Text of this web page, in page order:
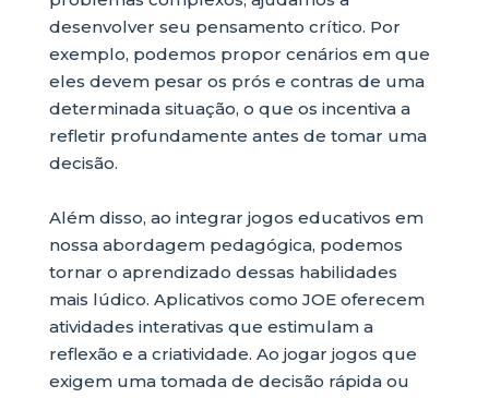
desenvolver seu pensamento crítico. Por
exemplo, podemos propor cenários em que
eles devem pesar os prós e contras de uma
determinada situação, o que os incentiva a
refletir profundamente antes de tomar uma
decisão.
Além disso, ao integrar jogos educativos em
nossa abordagem pedagógica, podemos
tornar o aprendizado dessas habilidades
mais lúdico. Aplicativos como JOE oferecem
atividades interativas que estimulam a
reflexão e a criatividade. Ao jogar jogos que
exigem uma tomada de decisão rápida ou